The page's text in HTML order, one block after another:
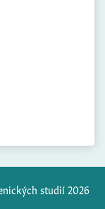
studií 2026